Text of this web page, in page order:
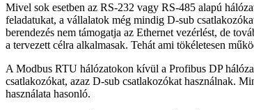
Mivel sok esetben az RS-232 vagy RS-485 alapú
feladatukat, a vállalatok még mindig D-sub
berendezés nem támogatja az Ethernet vezérlést, de
a tervezett célra alkalmasak. Tehát ami tökéletesen
A Modbus RTU hálózatokon kívül a Profibus DP
csatlakozókat, azaz D-sub csatlakozókat használnak.
használata hasonló.